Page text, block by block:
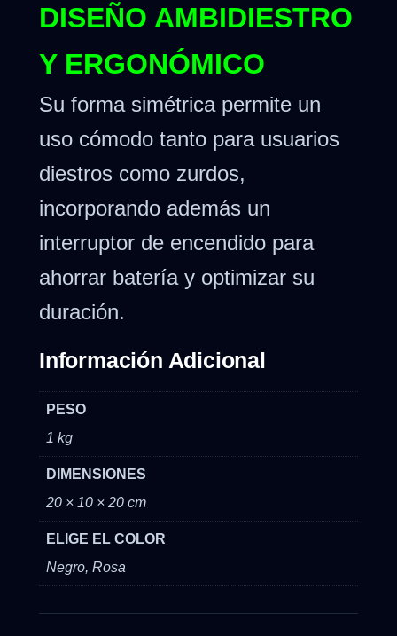
DISEÑO AMBIDIESTRO
Y ERGONÓMICO
Su forma simétrica permite un
uso cómodo tanto para usuarios
diestros como zurdos,
incorporando además un
interruptor de encendido para
ahorrar batería y optimizar su
duración.
Información Adicional
PESO
1 kg
DIMENSIONES
20 × 10 × 20 cm
ELIGE EL COLOR
Negro, Rosa